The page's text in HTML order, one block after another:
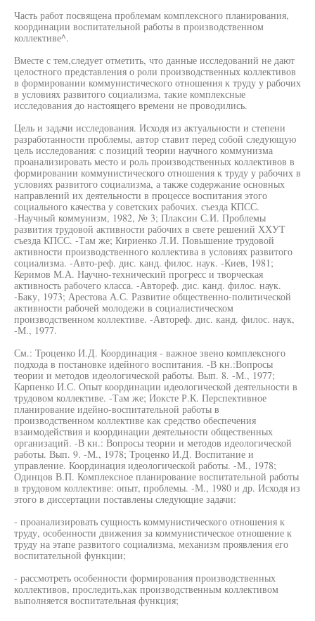
Часть работ посвящена проблемам комплексного планирования,
координации воспитательной работы в производственном
коллективе^.
Вместе с тем,следует отметить, что данные исследований не дают
целостного представления о роли производственных коллективов
в формировании коммунистического отношения к труду у рабочих
в условиях развитого социализма, такие комплексные
исследования до настоящего времени не проводились.
Цель и задачи исследования. Исходя из актуальности и степени
разработанности проблемы, автор ставит перед собой следующую
цель исследования: с позиций теории научного коммунизма
проанализировать место и роль производственных коллективов в
формировании коммунистического отношения к труду у рабочих в
условиях развитого социализма, а также содержание основных
направлений их деятельности в процессе воспитания этого
социального качества у советских рабочих. съезда КПСС.
-Научный коммунизм, 1982, № 3; Плаксин С.И. Проблемы
развития трудовой активности рабочих в свете решений ХХУТ
съезда КПСС. -Там же; Кириенко Л.И. Повышение трудовой
активности производственного коллектива в условиях развитого
социализма. -Авто-реф. дис. канд. филос. наук. -Киев, 1981;
Керимов М.А. Научно-технический прогресс и творческая
активность рабочего класса. -Автореф. дис. канд. филос. наук.
-Баку, 1973; Арестова А.С. Развитие общественно-политической
активности рабочей молодежи в социалистическом
производственном коллективе. -Автореф. дис. канд. филос. наук,
-М., 1977.
См.: Троценко И.Д. Координация - важное звено комплексного
подхода в постановке идейного воспитания. -В кн.:Вопросы
теории и методов идеологической работы. Вып. 8. -М., 1977;
Карпенко И.С. Опыт координации идеологической деятельности в
трудовом коллективе. -Там же; Иоксте Р.К. Перспективное
планирование идейно-воспитательной работы в
производственном коллективе как средство обеспечения
взаимодействия и координации деятельности общественных
организаций. -В кн.: Вопросы теории и методов идеологической
работы. Вып. 9. -М., 1978; Троценко И.Д. Воспитание и
управление. Координация идеологической работы. -М., 1978;
Одинцов В.П. Комплексное планирование воспитательной работы
в трудовом коллективе: опыт, проблемы. -М., 1980 и др. Исходя из
этого в диссертации поставлены следующие задачи:
- проанализировать сущность коммунистического отношения к
труду, особенности движения за коммунистическое отношение к
труду на этапе развитого социализма, механизм проявления его
воспитательной функции;
- рассмотреть особенности формирования производственных
коллективов, проследить,как производственным коллективом
выполняется воспитательная функция;